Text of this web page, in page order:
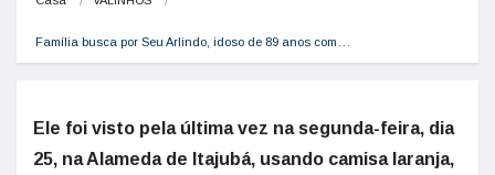
Família busca por Seu Arlindo, idoso de 89 anos com…
Ele foi visto pela última vez na segunda-feira, dia
25, na Alameda de Itajubá, usando camisa laranja,